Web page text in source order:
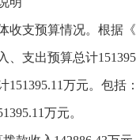
收支预算情况。根据
、支出预算总计
151395.11万元。包括
万元。